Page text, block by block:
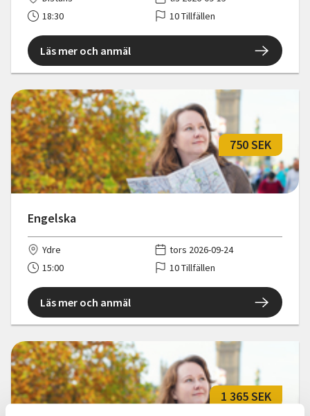
18:30
10 Tillfällen
Läs mer och anmäl
Engelska
750 SEK
Ydre
tors 2026-09-24
15:00
10 Tillfällen
Läs mer och anmäl
1 365 SEK